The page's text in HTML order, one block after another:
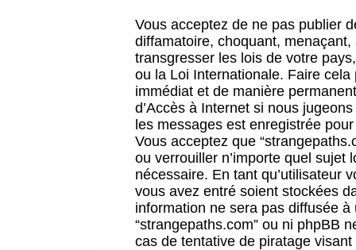
Vous acceptez de ne pas publier
diffamatoire, choquant,
transgresser les lois de votre
ou la Loi Internationale. Faire
immédiat et de manière
d’Accès à Internet si nous
les messages est enregistrée
Vous acceptez que
ou verrouiller n’importe quel sujet
nécessaire. En tant qu’utilisateur
vous avez entré soient stockées
information ne sera pas diffusée
“strangepaths.com” ou ni phpBB
cas de tentative de piratage